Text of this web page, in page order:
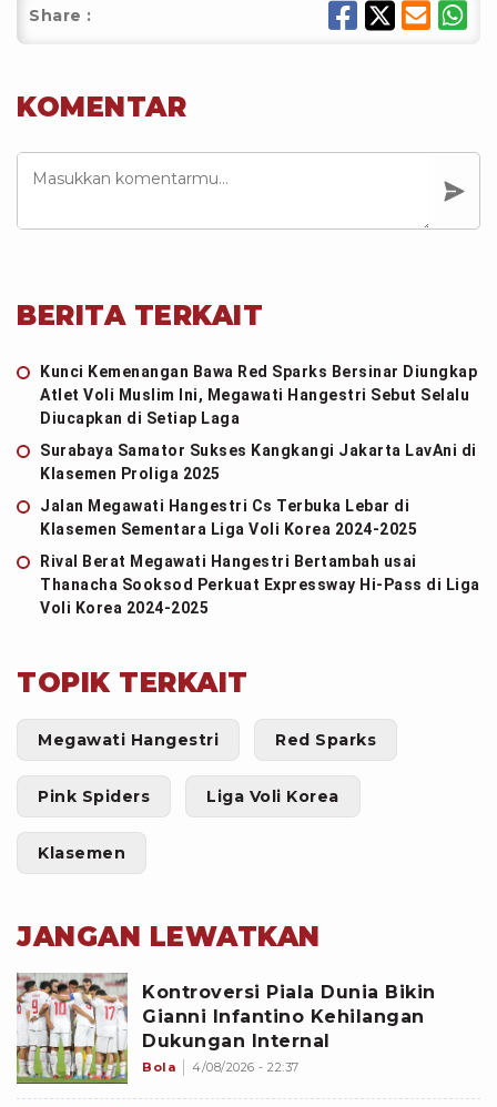
Share :
KOMENTAR
BERITA TERKAIT
Kunci Kemenangan Bawa Red Sparks Bersinar Diungkap
Atlet Voli Muslim Ini, Megawati Hangestri Sebut Selalu
Diucapkan di Setiap Laga
Surabaya Samator Sukses Kangkangi Jakarta LavAni di
Klasemen Proliga 2025
Jalan Megawati Hangestri Cs Terbuka Lebar di
Klasemen Sementara Liga Voli Korea 2024-2025
Rival Berat Megawati Hangestri Bertambah usai
Thanacha Sooksod Perkuat Expressway Hi-Pass di Liga
Voli Korea 2024-2025
TOPIK TERKAIT
Megawati Hangestri Red Sparks
Pink Spiders Liga Voli Korea
Klasemen
JANGAN LEWATKAN
Kontroversi Piala Dunia Bikin
Gianni Infantino Kehilangan
Dukungan Internal
Bola 4/08/2026 - 22:37